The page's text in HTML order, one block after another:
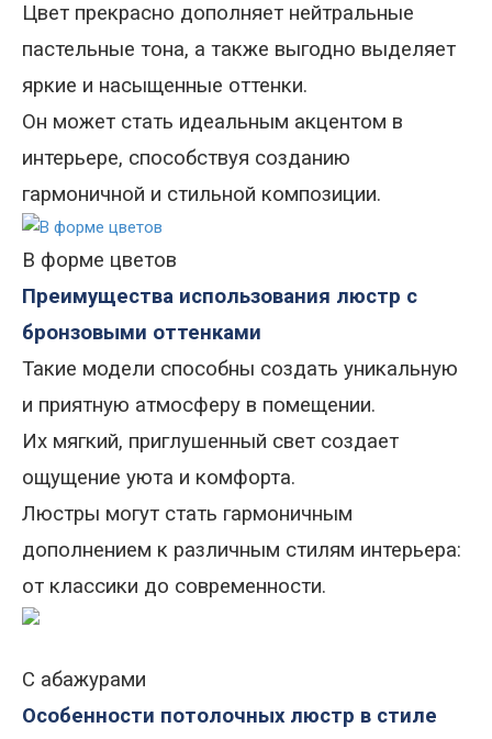
Цвет прекрасно дополняет нейтральные
пастельные тона, а также выгодно выделяет
яркие и насыщенные оттенки.
Он может стать идеальным акцентом в
интерьере, способствуя созданию
гармоничной и стильной композиции.
В форме цветов
Преимущества использования люстр с
бронзовыми оттенками
Такие модели способны создать уникальную
и приятную атмосферу в помещении.
Их мягкий, приглушенный свет создает
ощущение уюта и комфорта.
Люстры могут стать гармоничным
дополнением к различным стилям интерьера:
от классики до современности.
С абажурами
Особенности потолочных люстр в стиле